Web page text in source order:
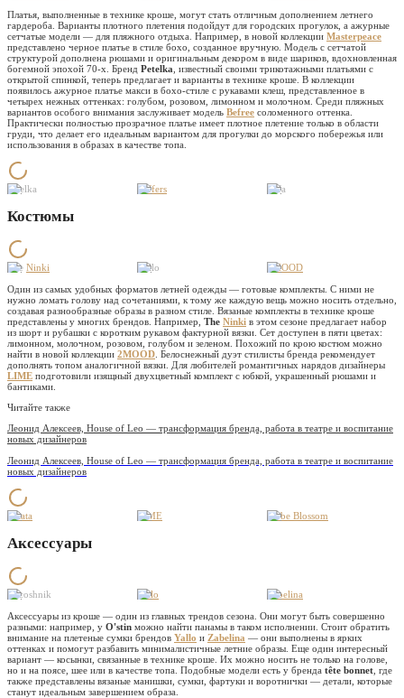
Платья, выполненные в технике кроше, могут стать отличным дополнением летнего
гардероба. Варианты плотного плетения подойдут для городских прогулок, а ажурные
сетчатые модели — для пляжного отдыха. Например, в новой коллекции Masterpeace
представлено черное платье в стиле бохо, созданное вручную. Модель с сетчатой
структурой дополнена рюшами и оригинальным декором в виде шариков, вдохновленная
богемной эпохой 70-х. Бренд Petelka , известный своими трикотажными платьями с
открытой спинкой, теперь предлагает и варианты в технике кроше. В коллекции
появилось ажурное платье макси в бохо-стиле с рукавами клеш, представленное в
четырех нежных оттенках: голубом, розовом, лимонном и молочном. Среди пляжных
вариантов особого внимания заслуживает модель Befree соломенного оттенка.
Практически полностью прозрачное платье имеет плотное плетение только в области
груди, что делает его идеальным вариантом для прогулки до морского побережья или
использования в образах в качестве топа.
Petelka Leffers Fufa
Костюмы
The Ninki Yollo
2MOOD
Один из самых удобных форматов летней одежды — готовые комплекты. С ними не
нужно ломать голову над сочетаниями, к тому же каждую вещь можно носить отдельно,
создавая разнообразные образы в разном стиле. Вязаные комплекты в технике кроше
представлены у многих брендов. Например, The Ninki в этом сезоне предлагает набор
из шорт и рубашки с коротким рукавом фактурной вязки. Сет доступен в пяти цветах:
лимонном, молочном, розовом, голубом и зеленом. Похожий по крою костюм можно
найти в новой коллекции 2MOOD . Белоснежный дуэт стилисты бренда рекомендует
дополнять топом аналогичной вязки. Для любителей романтичных нарядов дизайнеры
LIME подготовили изящный двухцветный комплект с юбкой, украшенный рюшами и
бантиками.
Читайте также
Леонид Алексеев, House of Leo — трансформация бренда, работа в театре и воспитание
новых дизайнеров
Леонид Алексеев, House of Leo — трансформация бренда, работа в театре и воспитание
новых дизайнеров
Eclata LIME To be Blossom
Аксессуары
Cocoshnik Yallo
Zabelina
Аксессуары из кроше — один из главных трендов сезона. Они могут быть совершенно
разными: например, у O'stin можно найти панамы в таком исполнении. Стоит обратить
внимание на плетеные сумки брендов Yallo и Zabelina — они выполнены в ярких
оттенках и помогут разбавить минималистичные летние образы. Еще один интересный
вариант — косынки, связанные в технике кроше. Их можно носить не только на голове,
но и на поясе, шее или в качестве топа. Подобные модели есть у бренда tête bonnet , где
также представлены вязаные манишки, сумки, фартуки и воротнички — детали, которые
станут идеальным завершением образа.